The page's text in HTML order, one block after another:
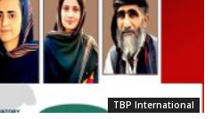
TBP International